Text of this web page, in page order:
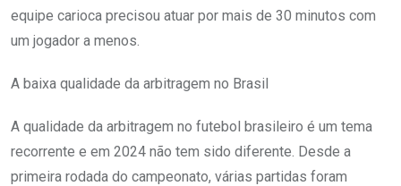
equipe carioca precisou atuar por mais de 30 minutos com
um jogador a menos.
A baixa qualidade da arbitragem no Brasil
A qualidade da arbitragem no futebol brasileiro é um tema
recorrente e em 2024 não tem sido diferente. Desde a
primeira rodada do campeonato, várias partidas foram